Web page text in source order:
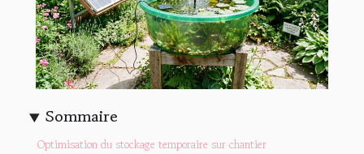
Sommaire
Optimisation du stockage temporaire sur chantier